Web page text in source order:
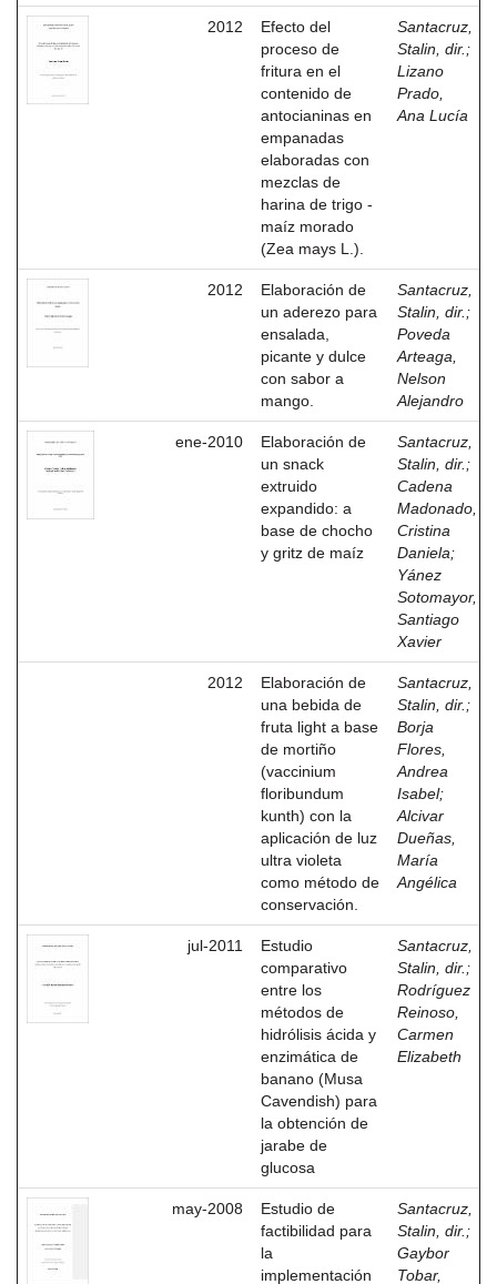
2012
Efecto del
proceso de
fritura en el
contenido de
antocianinas en
empanadas
elaboradas con
mezclas de
harina de trigo -
maíz morado
(Zea mays L.).
Santacruz,
Stalin, dir. ;
Lizano
Prado,
Ana Lucía
2012
Elaboración de
un aderezo para
ensalada,
picante y dulce
con sabor a
mango.
Santacruz,
Stalin, dir. ;
Poveda
Arteaga,
Nelson
Alejandro
ene-2010
Elaboración de
un snack
extruido
expandido: a
base de chocho
y gritz de maíz
Santacruz,
Stalin, dir. ;
Cadena
Madonado,
Cristina
Daniela;
Yánez
Sotomayor,
Santiago
Xavier
2012
Elaboración de
una bebida de
fruta light a base
de mortiño
(vaccinium
floribundum
kunth) con la
aplicación de luz
ultra violeta
como método de
conservación.
Santacruz,
Stalin, dir. ;
Borja
Flores,
Andrea
Isabel;
Alcivar
Dueñas,
María
Angélica
jul-2011
Estudio
comparativo
entre los
métodos de
hidrólisis ácida y
enzimática de
banano (Musa
Cavendish) para
la obtención de
jarabe de
glucosa
Santacruz,
Stalin, dir. ;
Rodríguez
Reinoso,
Carmen
Elizabeth
may-2008
Estudio de
factibilidad para
la
implementación
Santacruz,
Stalin, dir. ;
Gaybor
Tobar,